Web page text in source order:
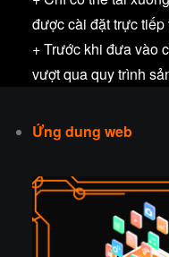
được cài đặt trực tiếp
+ Trước khi đưa vào
vượt qua quy trình
Ứng dung web